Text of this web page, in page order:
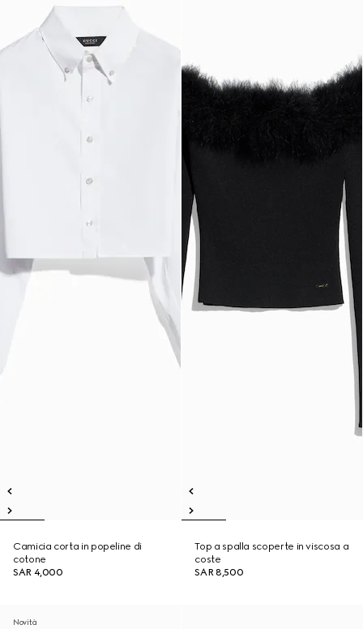
Camicia corta in popeline di
cotone
SAR 4,000
Top a spalla scoperte in viscosa a
coste
SAR 8,500
Novità